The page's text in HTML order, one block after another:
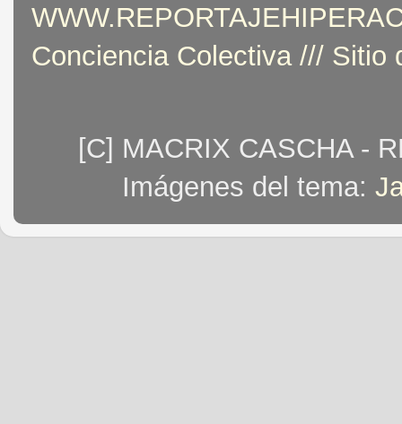
Conciencia Colectiva /// Sitio
[C] MACRIX CASCHA -
Imágenes del tema: